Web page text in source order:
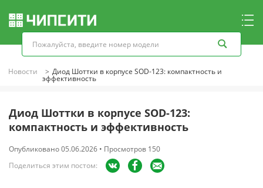
Новости Диод Шоттки в корпусе SOD-123: компактность и
эффективность
Диод Шоттки в корпусе SOD-123:
компактность и эффективность
Опубликовано 05.06.2026 • Просмотров 150
Поделиться этим постом: